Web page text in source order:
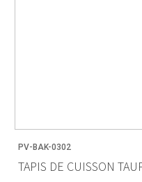
PV-BAK-0302
TAPIS DE CUISSON